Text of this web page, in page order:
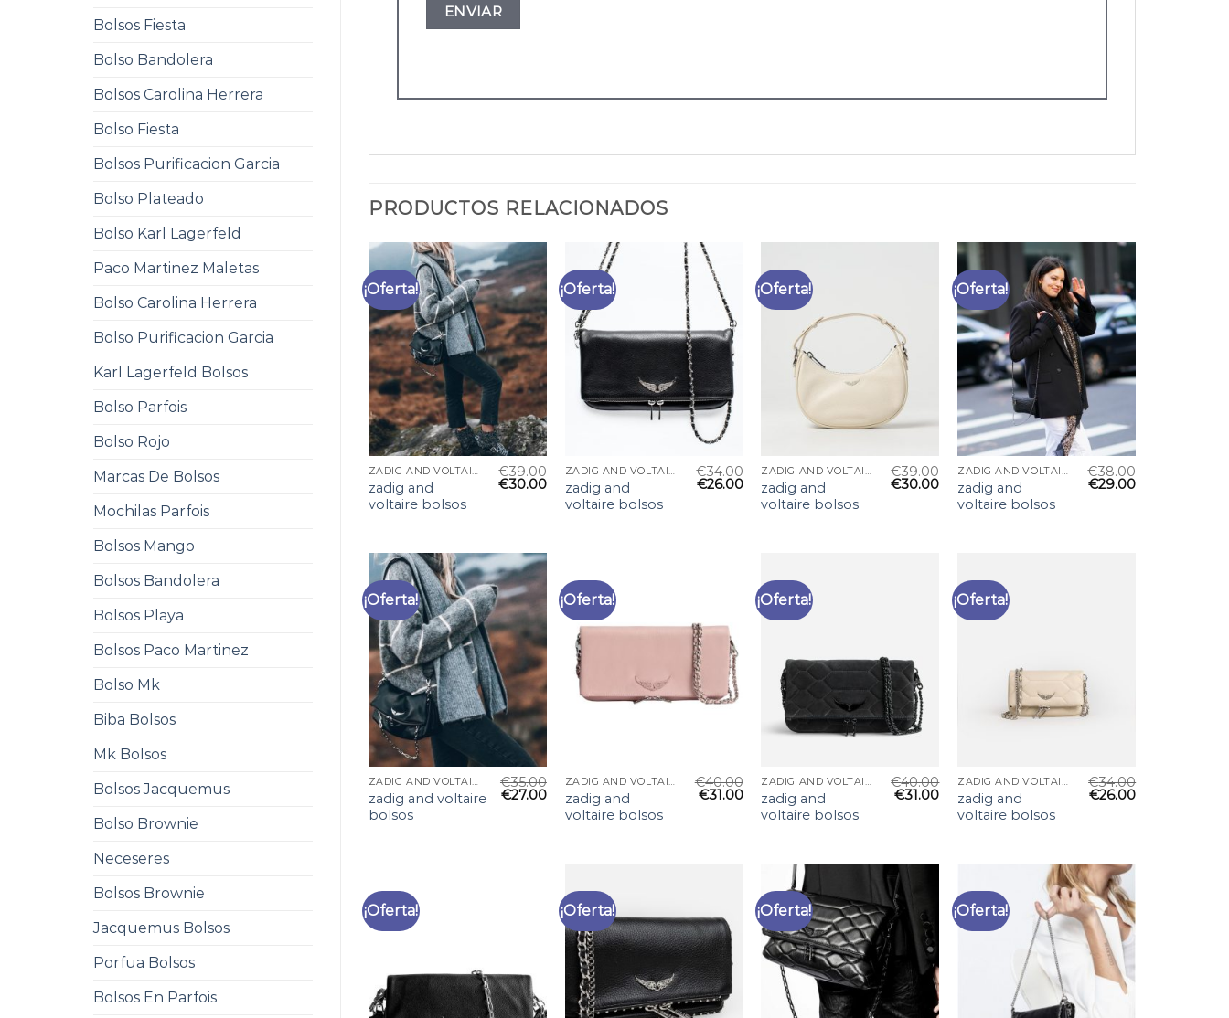
Bolsos Fiesta
Bolso Bandolera
Bolsos Carolina Herrera
Bolso Fiesta
Bolsos Purificacion Garcia
Bolso Plateado
Bolso Karl Lagerfeld
Paco Martinez Maletas
Bolso Carolina Herrera
Bolso Purificacion Garcia
Karl Lagerfeld Bolsos
Bolso Parfois
Bolso Rojo
Marcas De Bolsos
Mochilas Parfois
Bolsos Mango
Bolsos Bandolera
Bolsos Playa
Bolsos Paco Martinez
Bolso Mk
Biba Bolsos
Mk Bolsos
Bolsos Jacquemus
Bolso Brownie
Neceseres
Bolsos Brownie
Jacquemus Bolsos
Porfua Bolsos
Bolsos En Parfois
PRODUCTOS RELACIONADOS
¡Oferta!
ZADIG AND VOLTAIRE BOLSOS
zadig and
voltaire bolsos
€39.00
€30.00
¡Oferta!
ZADIG AND VOLTAIRE BOLSOS
zadig and
voltaire bolsos
€34.00
€26.00
¡Oferta!
ZADIG AND VOLTAIRE BOLSOS
zadig and
voltaire bolsos
€39.00
€30.00
¡Oferta!
ZADIG AND VOLTAIRE BOLSOS
zadig and
voltaire bolsos
€38.00
€29.00
¡Oferta!
ZADIG AND VOLTAIRE BOLSOS
zadig and voltaire
bolsos
€35.00
€27.00
¡Oferta!
ZADIG AND VOLTAIRE BOLSOS
zadig and
voltaire bolsos
€40.00
€31.00
¡Oferta!
ZADIG AND VOLTAIRE BOLSOS
zadig and
voltaire bolsos
€40.00
€31.00
¡Oferta!
ZADIG AND VOLTAIRE BOLSOS
zadig and
voltaire bolsos
€34.00
€26.00
¡Oferta! ¡Oferta! ¡Oferta! ¡Oferta!